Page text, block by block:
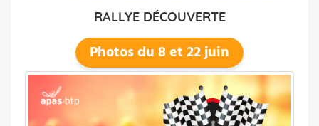
RALLYE DÉCOUVERTE
Photos du 8 et 22 juin